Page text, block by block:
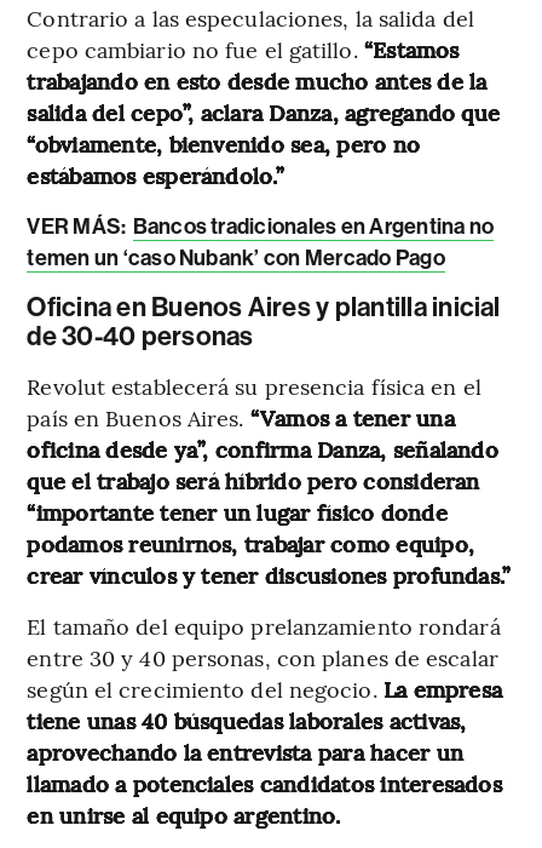
Contrario a las especulaciones, la salida del
cepo cambiario no fue el gatillo. “Estamos
trabajando en esto desde mucho antes de la
salida del cepo”, aclara Danza, agregando que
“obviamente, bienvenido sea, pero no
estábamos esperándolo.”
VER MÁS: Bancos tradicionales en Argentina no
temen un ‘caso Nubank’ con Mercado Pago
Oficina en Buenos Aires y plantilla inicial
de 30-40 personas
Revolut establecerá su presencia física en el
país en Buenos Aires. “Vamos a tener una
oficina desde ya”, confirma Danza, señalando
que el trabajo será híbrido pero consideran
“importante tener un lugar físico donde
podamos reunirnos, trabajar como equipo,
crear vínculos y tener discusiones profundas.”
El tamaño del equipo prelanzamiento rondará
entre 30 y 40 personas, con planes de escalar
según el crecimiento del negocio. La empresa
tiene unas 40 búsquedas laborales activas,
aprovechando la entrevista para hacer un
llamado a potenciales candidatos interesados
en unirse al equipo argentino.